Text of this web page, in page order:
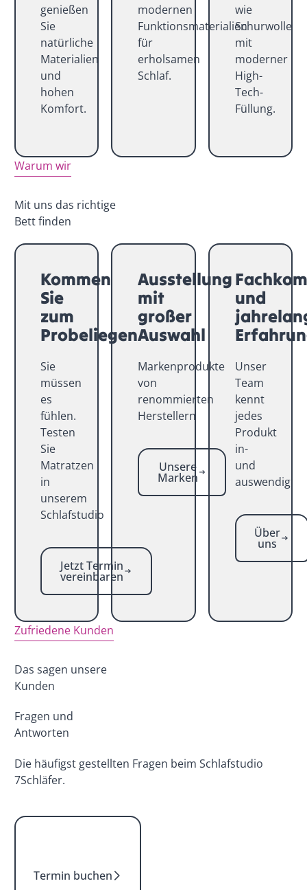
genießen
Sie
natürliche
Materialien
und
hohen
Komfort.
modernen
Funktionsmaterialien
für
erholsamen
Schlaf.
wie
Schurwolle
mit
moderner
High-
Tech-
Füllung.
Warum wir
Mit uns das richtige
Bett finden
Kommen
Sie
zum
Probeliegen
Sie
müssen
es
fühlen.
Testen
Sie
Matratzen
in
unserem
Schlafstudio
Jetzt Termin
vereinbaren
Ausstellung
mit
großer
Auswahl
Markenprodukte
von
renommierten
Herstellern
Unsere
Marken
und
Unser
Team
kennt
jedes
Produkt
in-
und
auswendig
Über
uns
Zufriedene Kunden
Das sagen unsere
Kunden
Fragen und
Antworten
Die häufigst gestellten Fragen beim Schlafstudio
7Schläfer.
Termin buchen